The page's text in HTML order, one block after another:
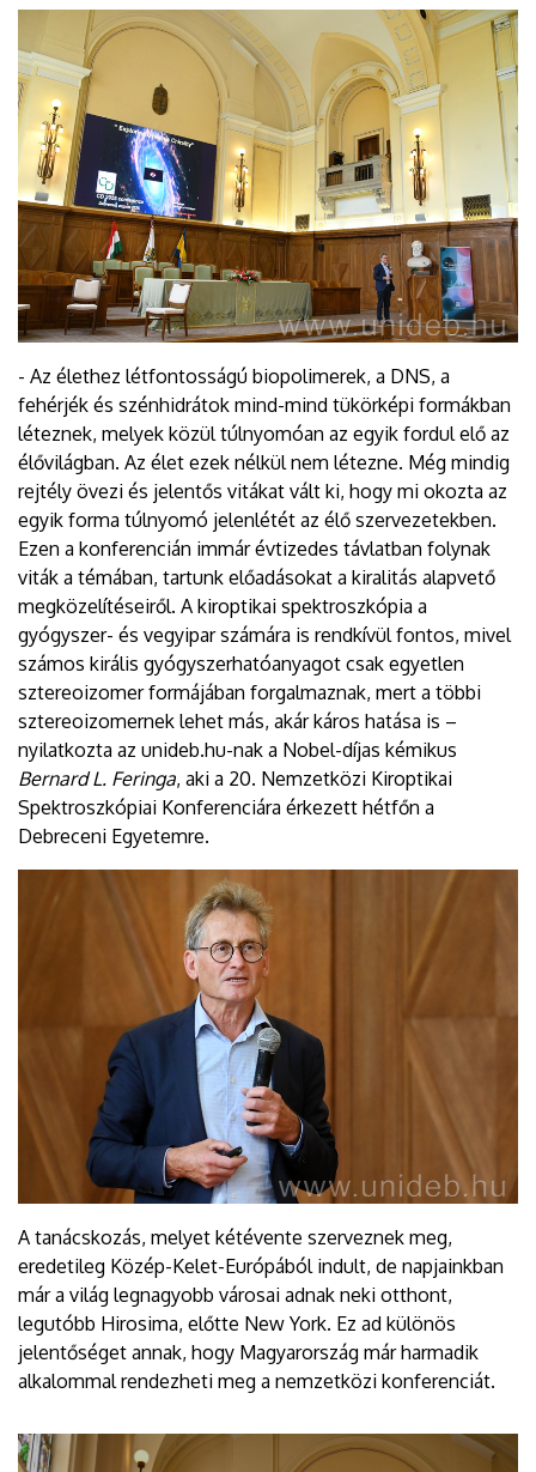
- Az élethez létfontosságú biopolimerek, a DNS, a
fehérjék és szénhidrátok mind-mind tükörképi formákban
léteznek, melyek közül túlnyomóan az egyik fordul elő az
élővilágban. Az élet ezek nélkül nem létezne. Még mindig
rejtély övezi és jelentős vitákat vált ki, hogy mi okozta az
egyik forma túlnyomó jelenlétét az élő szervezetekben.
Ezen a konferencián immár évtizedes távlatban folynak
viták a témában, tartunk előadásokat a kiralitás alapvető
megközelítéseiről. A kiroptikai spektroszkópia a
gyógyszer- és vegyipar számára is rendkívül fontos, mivel
számos királis gyógyszerhatóanyagot csak egyetlen
sztereoizomer formájában forgalmaznak, mert a többi
sztereoizomernek lehet más, akár káros hatása is –
nyilatkozta az unideb.hu-nak a Nobel-díjas kémikus
Bernard L. Feringa, aki a 20. Nemzetközi Kiroptikai
Spektroszkópiai Konferenciára érkezett hétfőn a
Debreceni Egyetemre.
A tanácskozás, melyet kétévente szerveznek meg,
eredetileg Közép-Kelet-Európából indult, de napjainkban
már a világ legnagyobb városai adnak neki otthont,
legutóbb Hirosima, előtte New York. Ez ad különös
jelentőséget annak, hogy Magyarország már harmadik
alkalommal rendezheti meg a nemzetközi konferenciát.